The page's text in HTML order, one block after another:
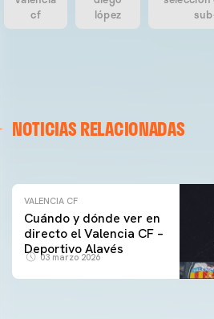
cf
lópez
NOTICIAS RELACIONADAS
ENTRENAMIENTO DEL
VALENCIA CF
Cuándo y dónde ver en
directo el Valencia CF –
Deportivo Alavés
03 marzo 2026